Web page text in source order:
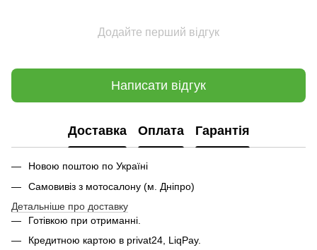
Додайте перший відгук
Написати відгук
Доставка Оплата Гарантія
Новою поштою по Україні
Самовивіз з мотосалону (м. Дніпро)
Детальніше про доставку
Готівкою при отриманні.
Кредитною картою в privat24, LiqPay.